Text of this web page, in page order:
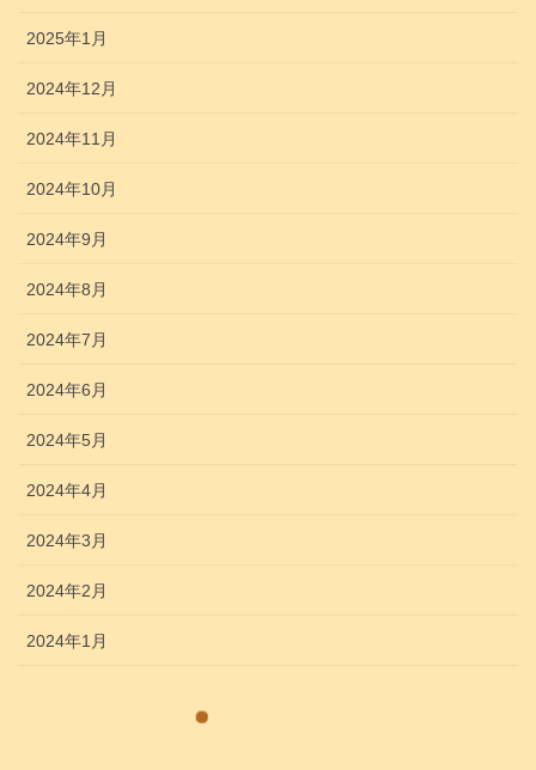
2025年1月
2024年12月
2024年11月
2024年10月
2024年9月
2024年8月
2024年7月
2024年6月
2024年5月
2024年4月
2024年3月
2024年2月
2024年1月